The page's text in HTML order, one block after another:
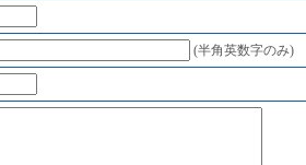
(半角英数字のみ)